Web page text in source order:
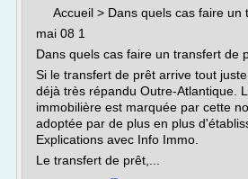
Accueil > Dans quels cas faire un
mai 08 1
Dans quels cas faire un transfert de
Si le transfert de prêt arrive tout
déjà très répandu Outre-Atlantique.
immobilière est marquée par cette
adoptée par de plus en plus
Explications avec Info Immo.
Le transfert de prêt,...